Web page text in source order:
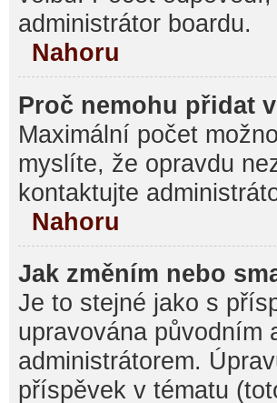
administrátor boardu.
Nahoru
Proč nemohu přidat
Maximální počet
myslíte, že opravdu
kontaktujte
Nahoru
Jak změním nebo
Je to stejné jako s
upravována původním
administrátorem.
příspěvek v tématu